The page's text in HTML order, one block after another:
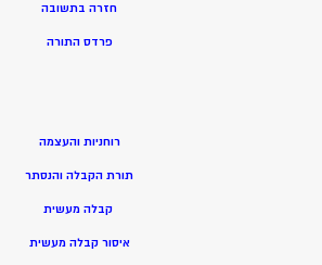
חזרה בתשובה
פרדס התורה
רוחניות והעצמה
תורת הקבלה והנסתר
קבלה מעשית
איסור קבלה מעשית